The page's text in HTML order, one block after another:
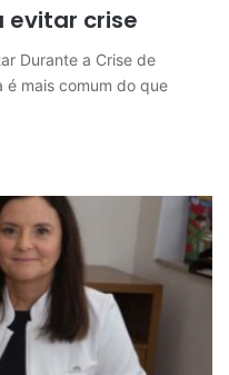
evitar crise
Durante a Crise de
é mais comum do que